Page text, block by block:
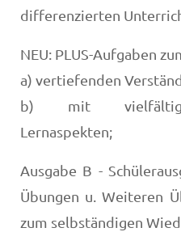
differenzierten
NEU: PLUS-Aufgaben
a) vertiefenden
b) mit
Lernaspekten;
Ausgabe B -
Übungen u. Weiteren
zum selbständigen